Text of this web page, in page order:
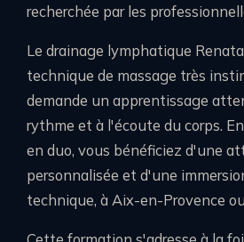
recherchée par les
Le drainage lymphatique
technique de massage très
demande un apprentissage
rythme et à l'écoute du corps.
en duo, vous bénéficiez d'une
personnalisée et d'une
technique, à Aix-en-Provence